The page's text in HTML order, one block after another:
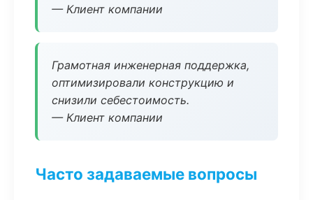
— Клиент компании
Грамотная инженерная поддержка,
оптимизировали конструкцию и
снизили себестоимость.
— Клиент компании
Часто задаваемые вопросы